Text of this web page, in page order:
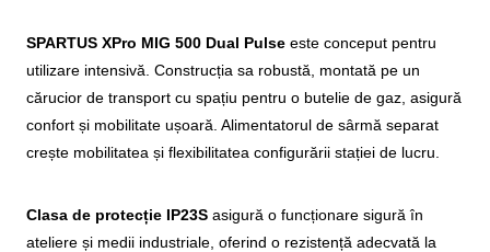
SPARTUS XPro MIG 500 Dual Pulse este conceput pentru
utilizare intensivă. Construcția sa robustă, montată pe un
cărucior de transport cu spațiu pentru o butelie de gaz, asigură
confort și mobilitate ușoară. Alimentatorul de sârmă separat
crește mobilitatea și flexibilitatea configurării stației de lucru.
Clasa de protecție IP23S asigură o funcționare sigură în
ateliere și medii industriale, oferind o rezistență adecvată la